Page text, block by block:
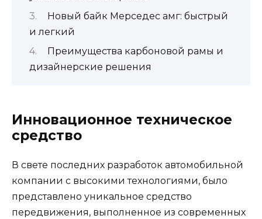
Новый байк Мерседес амг: быстрый
и легкий
Преимущества карбоновой рамы и
дизайнерские решения
Инновационное техническое
средство
В свете последних разработок автомобильной
компании с высокими технологиями, было
представлено уникальное средство
передвижения, выполненное из современных